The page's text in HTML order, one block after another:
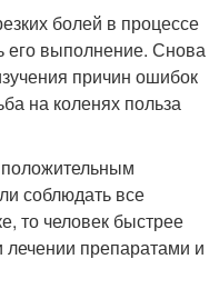
болей в процессе
его выполнение. Снова
причин ошибок
на коленях польза
соблюдать все
то человек быстрее
лечении препаратами и